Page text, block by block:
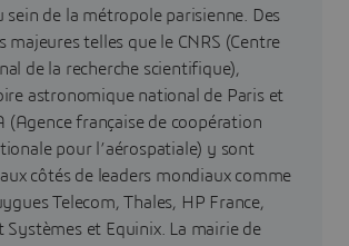
sein de la métropole parisienne. Des
majeures telles que le CNRS (Centre
de la recherche scientifique),
astronomique national de Paris et
(Agence française de coopération
pour l’aérospatiale) y sont
côtés de leaders mondiaux comme
Telecom, Thales, HP France,
Systèmes et Equinix. La mairie de